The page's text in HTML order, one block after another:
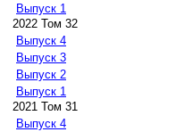
Выпуск 1
2022 Том 32
Выпуск 4
Выпуск 3
Выпуск 2
Выпуск 1
2021 Том 31
Выпуск 4